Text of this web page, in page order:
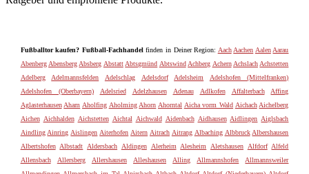
Fußballtor kaufen? Fußball-Fachhandelfinden in Deiner Region: Aach Aachen Aalen Aarau
Abenberg Abensberg Absberg Abstatt Abtsgmünd Abtswind Achberg Achern Achslach Achstetten
Adelberg
Adelmannsfelden Adelschlag Adelsdorf Adelsheim
Adelshofen (Mittelfranken)
Adelshofen (Oberbayern)
Adelsried Adelzhausen Adenau Adlkofen Affalterbach
Affing
Aglasterhausen Aham Aholfing Aholming Ahorn Ahorntal Aicha vorm Wald Aichach Aichelberg
Aichen Aichhalden Aichstetten Aichtal Aichwald Aidenbach Aidhausen Aidlingen Aiglsbach
Aindling Ainring Aislingen Aiterhofen Aitern Aitrach Aitrang Albaching Albbruck Albershausen
Albertshofen Albstadt Aldersbach Aldingen Alerheim Alesheim Aletshausen Alfdorf Alfeld
Allensbach
Allersberg Allershausen Alleshausen Alling Allmannshofen
Allmannsweiler